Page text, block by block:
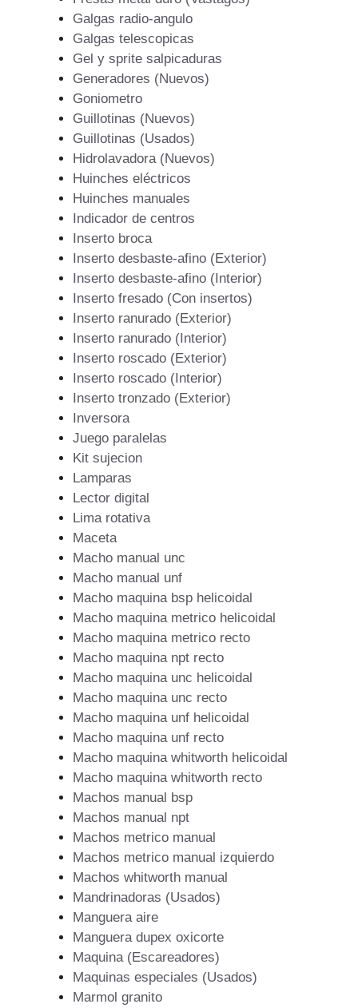
Galgas radio-angulo
Galgas telescopicas
Gel y sprite salpicaduras
Generadores (Nuevos)
Goniometro
Guillotinas (Nuevos)
Guillotinas (Usados)
Hidrolavadora (Nuevos)
Huinches eléctricos
Huinches manuales
Indicador de centros
Inserto broca
Inserto desbaste-afino (Exterior)
Inserto desbaste-afino (Interior)
Inserto fresado (Con insertos)
Inserto ranurado (Exterior)
Inserto ranurado (Interior)
Inserto roscado (Exterior)
Inserto roscado (Interior)
Inserto tronzado (Exterior)
Inversora
Juego paralelas
Kit sujecion
Lamparas
Lector digital
Lima rotativa
Maceta
Macho manual unc
Macho manual unf
Macho maquina bsp helicoidal
Macho maquina metrico helicoidal
Macho maquina metrico recto
Macho maquina npt recto
Macho maquina unc helicoidal
Macho maquina unc recto
Macho maquina unf helicoidal
Macho maquina unf recto
Macho maquina whitworth helicoidal
Macho maquina whitworth recto
Machos manual bsp
Machos manual npt
Machos metrico manual
Machos metrico manual izquierdo
Machos whitworth manual
Mandrinadoras (Usados)
Manguera aire
Manguera dupex oxicorte
Maquina (Escareadores)
Maquinas especiales (Usados)
Marmol granito